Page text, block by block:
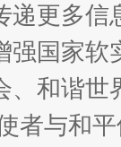
递更多
强国家
、和谐
者与和